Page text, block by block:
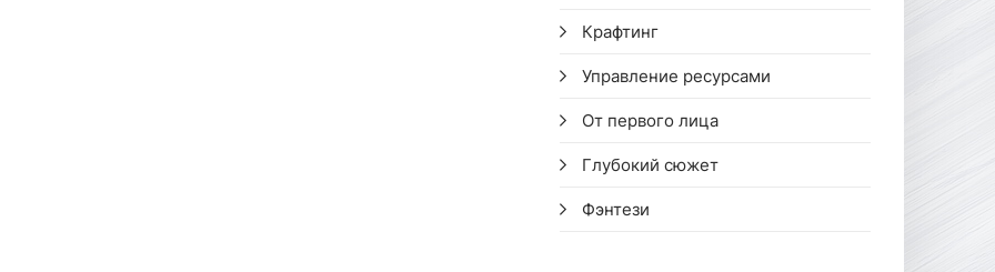
Крафтинг
Управление ресурсами
От первого лица
Глубокий сюжет
Фэнтези